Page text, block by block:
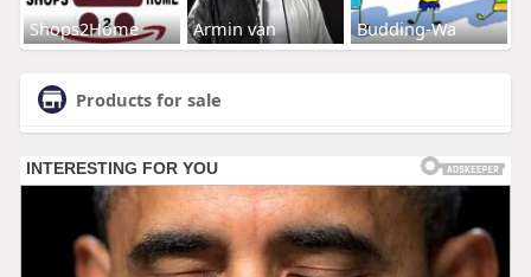
Shops2Home Armin van Budding-Wa
Products for sale